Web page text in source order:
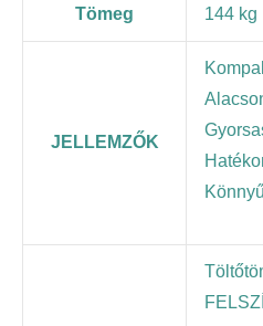
Tömeg 144 kg
JELLEMZŐK